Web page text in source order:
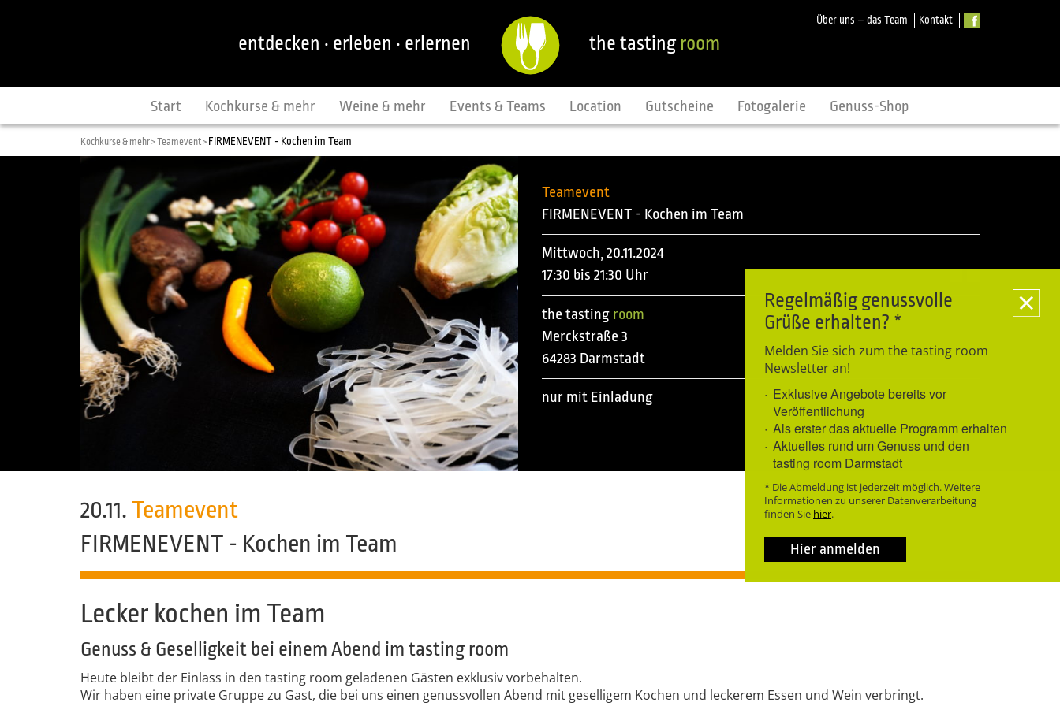
Über uns – das Team Kontakt
entdecken · erleben · erlernen the tastingroom
Start Kochkurse & mehr Weine & mehr Events & Teams Location Gutscheine Fotogalerie Genuss-Shop
Kochkurse & mehr >Teamevent > FIRMENEVENT - Kochen im Team
Teamevent
FIRMENEVENT - Kochen im Team
Mittwoch, 20.11.2024
17:30 bis 21:30 Uhr
the tasting room
Merckstraße 3
64283 Darmstadt
nur mit Einladung
20.11. Teamevent
FIRMENEVENT - Kochen im Team
Lecker kochen im Team
Genuss & Geselligkeit bei einem Abend im tasting room
Heute bleibt der Einlass in den tasting room geladenen Gästen exklusiv vorbehalten.
Wir haben eine private Gruppe zu Gast, die bei uns einen genussvollen Abend mit geselligem Kochen und leckerem Essen und Wein verbringt.
Regelmäßig genussvolle
Grüße erhalten? *
Melden Sie sich zum the tasting room
Newsletter an!
Exklusive Angebote bereits vor
Veröffentlichung
Als erster das aktuelle Programm erhalten
Aktuelles rund um Genuss und den
tasting room Darmstadt
* Die Abmeldung ist jederzeit möglich. Weitere
Informationen zu unserer Datenverarbeitung
finden Sie hier.
Hier anmelden